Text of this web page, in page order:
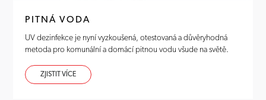
PITNÁ VODA
UV dezinfekce je nyní vyzkoušená, otestovaná a důvěryhodná
metoda pro komunální a domácí pitnou vodu všude na světě.
ZJISTIT VÍCE